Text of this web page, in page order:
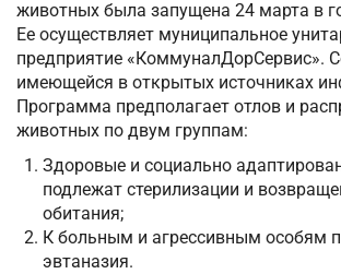
животных была запущена 24 марта в
Ее осуществляет муниципальное
предприятие «КоммуналДорСервис».
имеющейся в открытых источниках
Программа предполагает отлов и
животных по двум группам:
Здоровые и социально
подлежат стерилизации и
обитания;
К больным и агрессивным особям
эвтаназия.